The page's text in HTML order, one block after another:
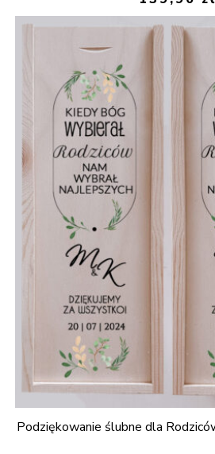
Podziękowanie ślubne dla